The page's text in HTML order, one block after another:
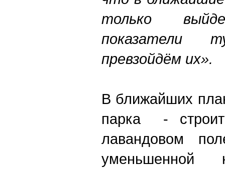
только
показатели
превзойдём их».
В ближайших
парка -
лавандовом
уменьшенной